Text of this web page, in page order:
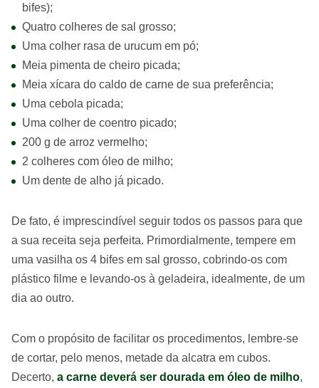
bifes);
Quatro colheres de sal grosso;
Uma colher rasa de urucum em pó;
Meia pimenta de cheiro picada;
Meia xícara do caldo de carne de sua preferência;
Uma cebola picada;
Uma colher de coentro picado;
200 g de arroz vermelho;
2 colheres com óleo de milho;
Um dente de alho já picado.
De fato, é imprescindível seguir todos os passos para que
a sua receita seja perfeita. Primordialmente, tempere em
uma vasilha os 4 bifes em sal grosso, cobrindo-os com
plástico filme e levando-os à geladeira, idealmente, de um
dia ao outro.
Com o propósito de facilitar os procedimentos, lembre-se
de cortar, pelo menos, metade da alcatra em cubos.
Decerto, a carne deverá ser dourada em óleo de milho,